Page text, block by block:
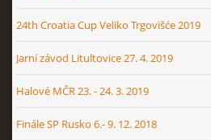
24th Croatia Cup Veliko Trgovišće 2019
Jarní závod Litultovice 27. 4. 2019
Halové MČR 23. - 24. 3. 2019
Finále SP Rusko 6.- 9. 12. 2018